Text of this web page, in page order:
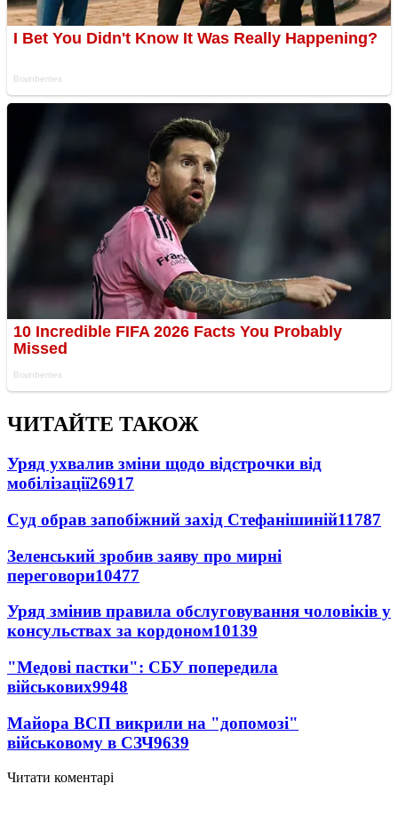
ЧИТАЙТЕ ТАКОЖ
Уряд ухвалив зміни щодо відстрочки від
мобілізації26917
Суд обрав запобіжний захід Стефанішиній11787
Зеленський зробив заяву про мирні
переговори10477
Уряд змінив правила обслуговування чоловіків у
консульствах за кордоном10139
"Медові пастки": СБУ попередила
військових9948
Майора ВСП викрили на "допомозі"
військовому в СЗЧ9639
Читати коментарі